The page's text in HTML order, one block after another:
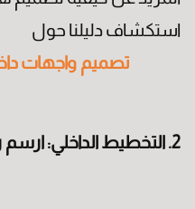
استكشاف دليلنا حول
تصميم واجهات
2. التخطيط الداخلي: ارسم رحلة العميل